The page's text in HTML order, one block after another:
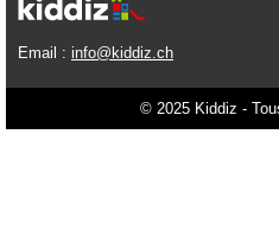
Email : info@kiddiz.ch
© 2025 Kiddiz -